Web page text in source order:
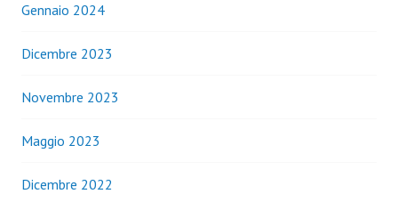
Gennaio 2024
Dicembre 2023
Novembre 2023
Maggio 2023
Dicembre 2022